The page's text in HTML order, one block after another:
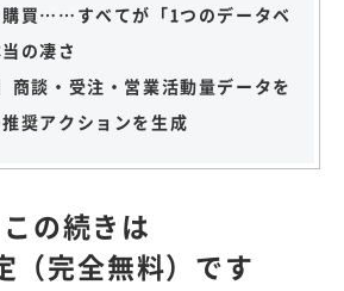
購買……すべてが「1つのデータベ
の凄さ
商談・受注・営業活動量データを
奨アクションを生成
この続きは
（完全無料）です